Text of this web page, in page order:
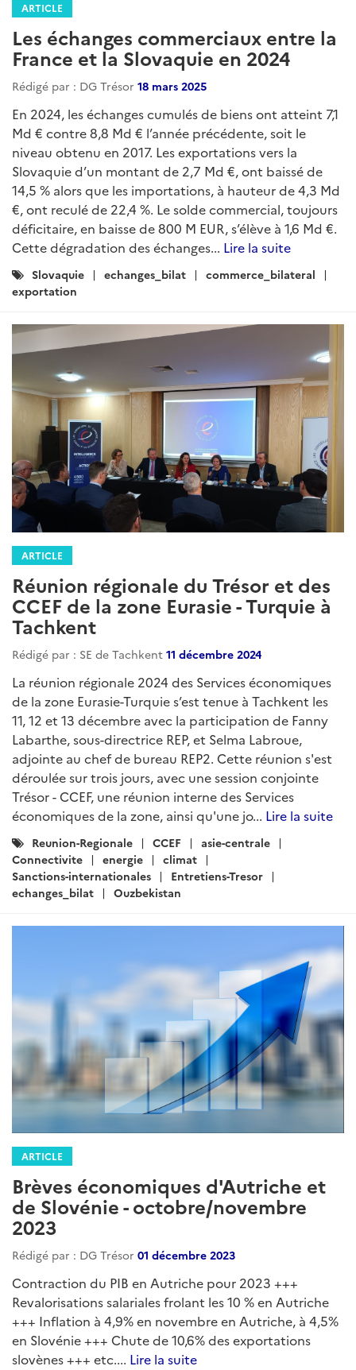
ARTICLE
Les échanges commerciaux entre la
France et la Slovaquie en 2024
Rédigé par : DG Trésor 18 mars 2025
En 2024, les échanges cumulés de biens ont atteint 7,1
Md € contre 8,8 Md € l’année précédente, soit le
niveau obtenu en 2017. Les exportations vers la
Slovaquie d’un montant de 2,7 Md €, ont baissé de
14,5 % alors que les importations, à hauteur de 4,3 Md
€, ont reculé de 22,4 %. Le solde commercial, toujours
déficitaire, en baisse de 800 M EUR, s’élève à 1,6 Md €.
Cette dégradation des échanges... Lire la suite
Catégories
:
Slovaquie echanges_bilat
commerce_bilateral
exportation
ARTICLE
Réunion régionale du Trésor et des
CCEF de la zone Eurasie - Turquie à
Tachkent
Rédigé par : SE de Tachkent 11 décembre 2024
La réunion régionale 2024 des Services économiques
de la zone Eurasie-Turquie s’est tenue à Tachkent les
11, 12 et 13 décembre avec la participation de Fanny
Labarthe, sous-directrice REP, et Selma Labroue,
adjointe au chef de bureau REP2. Cette réunion s'est
déroulée sur trois jours, avec une session conjointe
Trésor - CCEF, une réunion interne des Services
économiques de la zone, ainsi qu'une jo... Lire la suite
Catégories
:
Reunion-Regionale CCEF
asie-centrale
Connectivite
energie
climat
Sanctions-internationales
Entretiens-Tresor
echanges_bilat
Ouzbekistan
ARTICLE
Brèves économiques d'Autriche et
de Slovénie - octobre/novembre
2023
Rédigé par : DG Trésor 01 décembre 2023
Contraction du PIB en Autriche pour 2023 +++
Revalorisations salariales frolant les 10 % en Autriche
+++ Inflation à 4,9% en novembre en Autriche, à 4,5%
en Slovénie +++ Chute de 10,6% des exportations
slovènes +++ etc.... Lire la suite